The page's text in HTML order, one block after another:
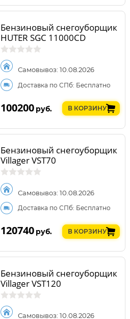
Бензиновый снегоуборщик
HUTER SGC 11000CD
Самовывоз: 10.08.2026
Доставка по СПб: Бесплатно
100200 руб. В КОРЗИНУ
Бензиновый снегоуборщик
Villager VST70
Самовывоз: 10.08.2026
Доставка по СПб: Бесплатно
120740 руб. В КОРЗИНУ
Бензиновый снегоуборщик
Villager VST120
Самовывоз: 10.08.2026